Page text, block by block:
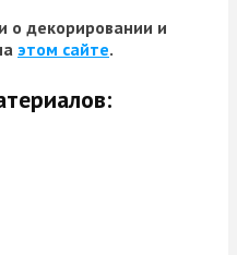
декорировании и
этом сайте.